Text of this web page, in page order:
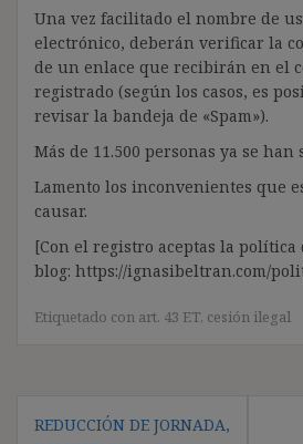
Una vez facilitado el nombre de
electrónico, deberán verificar la
de un enlace que recibirán en el
registrado (según los casos, es
revisar la bandeja de «Spam»).
Más de 11.500 personas ya se han
Lamento los inconvenientes que
causar.
[Con el registro aceptas la
blog: https://ignasibeltran.com/
Etiquetado con art. 43 ET, cesión ilegal
Navegación
REDUCCIÓN DE JORNADA,